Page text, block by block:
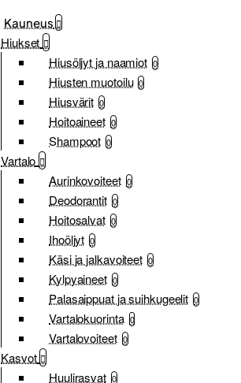
Kauneus
Hiukset
Hiusöljyt ja naamiot 0
Hiusten muotoilu 0
Hiusvärit 0
Hoitoaineet 0
Shampoot 0
Vartalo
Aurinkovoiteet 0
Deodorantit 0
Hoitosalvat 0
Ihoöljyt 0
Käsi ja jalkavoiteet 0
Kylpyaineet 0
Palasaippuat ja suihkugeelit 0
Vartalokuorinta 0
Vartalovoiteet 0
Kasvot
Huulirasvat 0